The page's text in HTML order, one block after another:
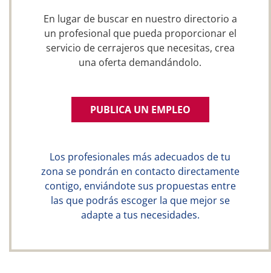
En lugar de buscar en nuestro directorio a
un profesional que pueda proporcionar el
servicio de cerrajeros que necesitas, crea
una oferta demandándolo.
PUBLICA UN EMPLEO
Los profesionales más adecuados de tu
zona se pondrán en contacto directamente
contigo, enviándote sus propuestas entre
las que podrás escoger la que mejor se
adapte a tus necesidades.